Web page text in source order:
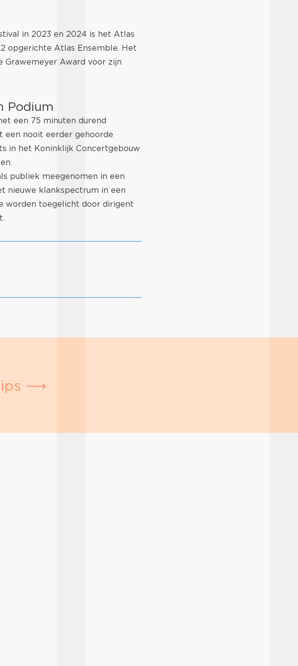
in 2023 en 2024 is het Atlas
opgerichte Atlas Ensemble. Het
Grawemeyer Award voor zijn
Podium
een 75 minuten durend
een nooit eerder gehoorde
in het Koninklijk Concertgebouw
publiek meegenomen in een
nieuwe klankspectrum in een
worden toegelicht door dirigent
tips ⟶